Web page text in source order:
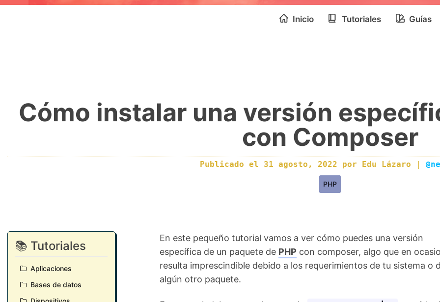
Inicio Tutoriales Guías
Cómo instalar una versión
con Composer
Publicado el 31 agosto, 2022 por Edu Lázaro |
PHP
📚 Tutoriales
Aplicaciones
Bases de datos
En este pequeño tutorial vamos a ver cómo puedes una versión
específica de un paquete de PHP con composer, algo que en
resulta imprescindible debido a los requerimientos de tu sistema o
algún otro paquete.